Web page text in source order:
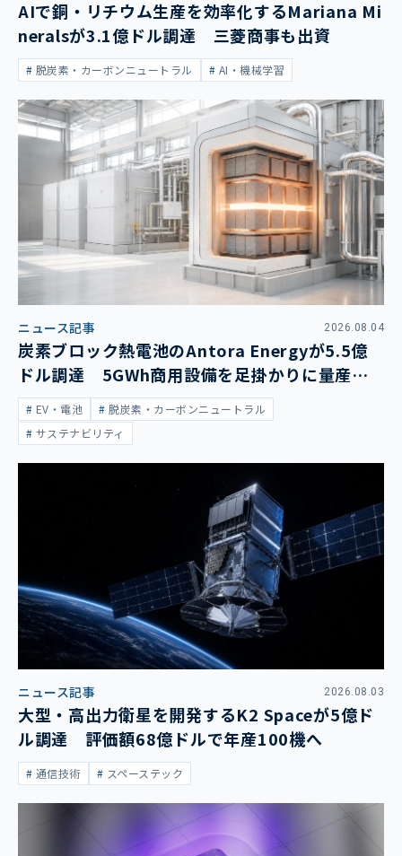
AIで銅・リチウム生産を効率化するMariana Mi
neralsが3.1億ドル調達 三菱商事も出資
脱炭素・カーボンニュートラル AI・機械学習
ニュース記事 2026.08.04
炭素ブロック熱電池のAntora Energyが5.5億
ドル調達 5GWh商用設備を足掛かりに量産拡
大EV・電池
脱炭素・カーボンニュートラル
サステナビリティ
ニュース記事 2026.08.03
大型・高出力衛星を開発するK2 Spaceが5億ド
ル調達 評価額68億ドルで年産100機へ
通信技術 スペーステック